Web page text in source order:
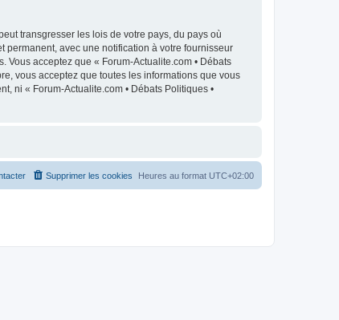
transgresser les lois de votre pays, du pays où
permanent, avec une notification à votre fournisseur
acceptez que « Forum-Actualite.com • Débats
vous acceptez que toutes les informations que vous
ni « Forum-Actualite.com • Débats Politiques •
Heures au format UTC+02:00
Supprimer les cookies